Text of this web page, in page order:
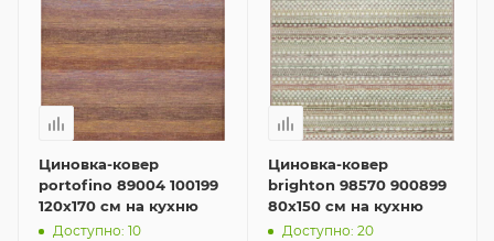
Циновка-ковер
portofino 89004 100199
120x170 см на кухню
Доступно: 10
Циновка-ковер
brighton 98570 900899
80x150 см на кухню
Доступно: 20